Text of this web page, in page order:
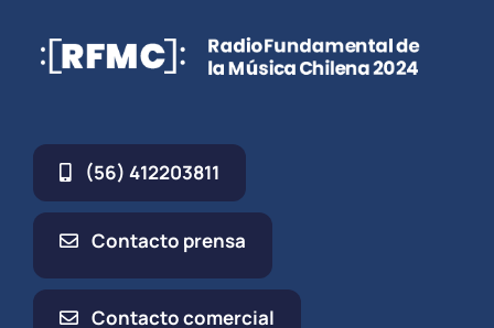
(56) 412203811
Contacto prensa
Contacto comercial